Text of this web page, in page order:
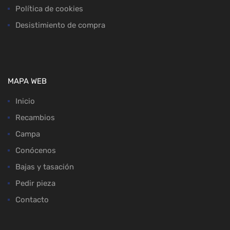
Política de cookies
Desistimiento de compra
MAPA WEB
Inicio
Recambios
Campa
Conócenos
Bajas y tasación
Pedir pieza
Contacto